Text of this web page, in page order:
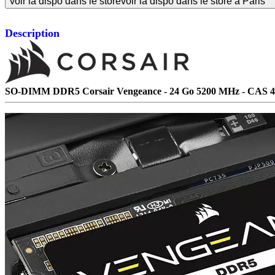
Description
SO-DIMM DDR5 Corsair Vengeance - 24 Go 5200 MHz - CAS